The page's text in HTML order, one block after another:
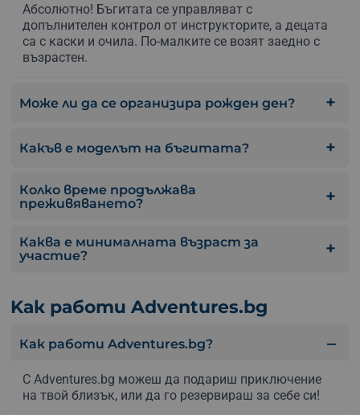
Абсолютно! Бъгитата се управляват с
допълнителен контрол от инструкторите, а децата
са с каски и очила. По-малките се возят заедно с
възрастен.
Може ли да се организира рожден ден?
Какъв е моделът на бъгитата?
Колко време продължава
преживяването?
Каква е минималната възраст за
участие?
Kак работи Adventures.bg
Как работи Adventures.bg?
С Adventures.bg можеш да подариш приключение
на твой близък, или да го резервираш за себе си!